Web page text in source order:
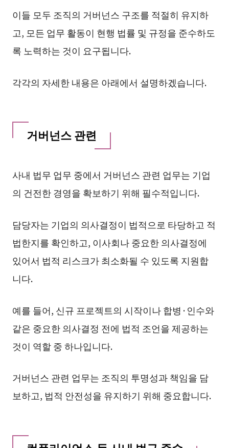
이들 모두 조직의 거버넌스 구조를 적절히 유지하
고, 모든 업무 활동이 현행 법률 및 규정을 준수하도
록 노력하는 것이 요구됩니다.
각각의 자세한 내용은 아래에서 설명하겠습니다.
거버넌스 관련
사내 법무 업무 중에서 거버넌스 관련 업무는 기업
의 건전한 경영을 확보하기 위해 필수적입니다.
담당자는 기업의 의사결정이 법적으로 타당하고 적
법한지를 확인하고, 이사회나 중요한 의사결정에
있어서 법적 리스크가 최소화될 수 있도록 지원합
니다.
예를 들어, 신규 프로젝트의 시작이나 합병·인수와
같은 중요한 의사결정 전에 법적 조언을 제공하는
것이 역할 중 하나입니다.
거버넌스 관련 업무는 조직의 투명성과 책임을 담
보하고, 법적 안전성을 유지하기 위해 중요합니다.